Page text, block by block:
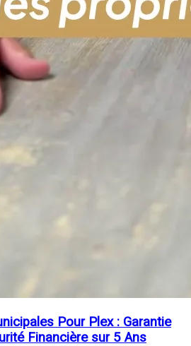
Pour Plex : Garantie
Financière sur 5 Ans